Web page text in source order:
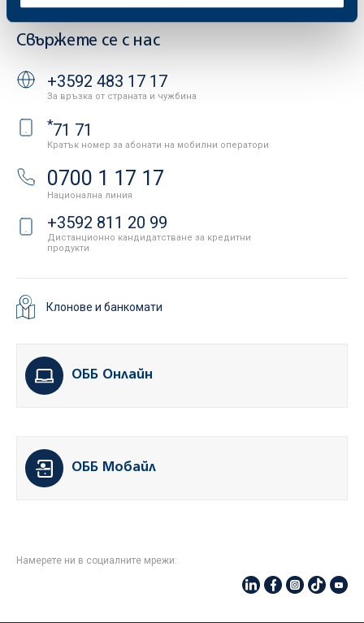
Контакти
Свържете се с нас
+3592 483 17 17
За връзка от страната и чужбина
*71 71
Кратък номер за абонати на мобилни оператори
0700 1 17 17
Национална линия
+3592 811 20 99
Дистанционно кандидатстване за кредитни
продукти
Клонове и банкомати
ОББ Онлайн
ОББ Мобайл
Намерете ни в социалните мрежи: